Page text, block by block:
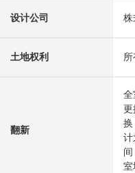
设计公司 株
土地权利 所
翻新
全
换
计
室